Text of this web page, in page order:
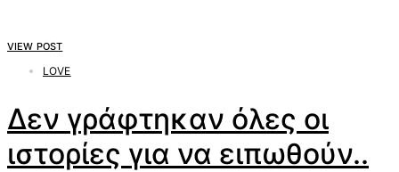
VIEW POST
LOVE
Δεν γράφτηκαν όλες οι
ιστορίες για να ειπωθούν..